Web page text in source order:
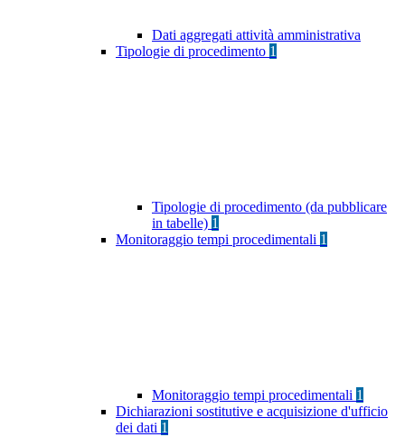
Dati aggregati attività amministrativa
Tipologie di procedimento 1
Tipologie di procedimento (da pubblicare
in tabelle) 1
Monitoraggio tempi procedimentali 1
Monitoraggio tempi procedimentali 1
Dichiarazioni sostitutive e acquisizione d'ufficio
dei dati 1